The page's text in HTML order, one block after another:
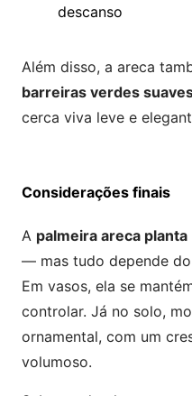
descanso
Além disso, a areca
barreiras verdes
cerca viva leve e
Considerações finais
A palmeira areca planta
— mas tudo depende
Em vasos, ela se
controlar. Já no solo,
ornamental, com um
volumoso.